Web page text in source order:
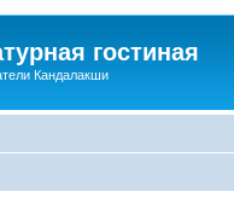
гостиная
Кандалакши